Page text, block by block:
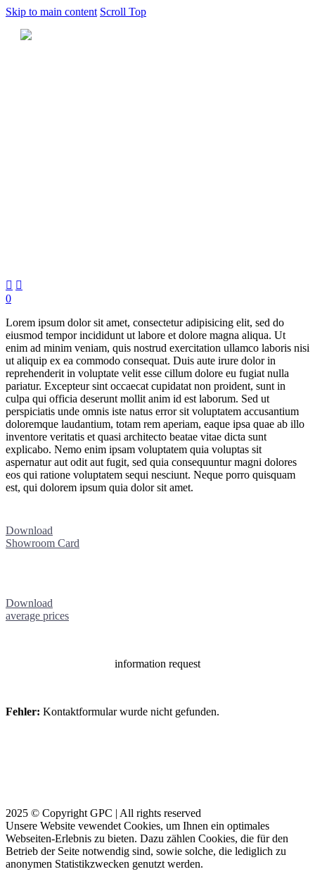
Skip to main content Scroll Top
INTERIOR MINIMALISTIC
 
0
Lorem ipsum dolor sit amet, consectetur adipisicing elit, sed do
eiusmod tempor incididunt ut labore et dolore magna aliqua. Ut
enim ad minim veniam, quis nostrud exercitation ullamco laboris nisi
ut aliquip ex ea commodo consequat. Duis aute irure dolor in
reprehenderit in voluptate velit esse cillum dolore eu fugiat nulla
pariatur. Excepteur sint occaecat cupidatat non proident, sunt in
culpa qui officia deserunt mollit anim id est laborum. Sed ut
perspiciatis unde omnis iste natus error sit voluptatem accusantium
doloremque laudantium, totam rem aperiam, eaque ipsa quae ab illo
inventore veritatis et quasi architecto beatae vitae dicta sunt
explicabo. Nemo enim ipsam voluptatem quia voluptas sit
aspernatur aut odit aut fugit, sed quia consequuntur magni dolores
eos qui ratione voluptatem sequi nesciunt. Neque porro quisquam
est, qui dolorem ipsum quia dolor sit amet.
Download
Showroom Card
Download
average prices
information request
Fehler: Kontaktformular wurde nicht gefunden.
2025 © Copyright GPC | All rights reserved
Unsere Website vewendet Cookies, um Ihnen ein optimales
Webseiten-Erlebnis zu bieten. Dazu zählen Cookies, die für den
Betrieb der Seite notwendig sind, sowie solche, die lediglich zu
anonymen Statistikzwecken genutzt werden.